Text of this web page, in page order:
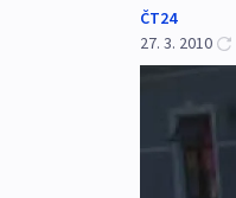
ČT24
27. 3. 2010